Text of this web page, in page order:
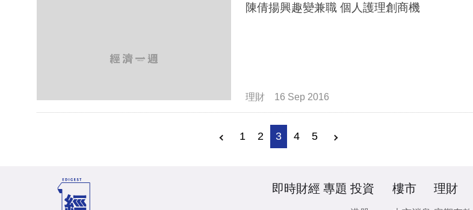
陳倩揚興趣變兼職 個人護理創商機
理財 16 Sep 2016
1 2 3 4 5
即時財經 專題 投資 樓市 理財